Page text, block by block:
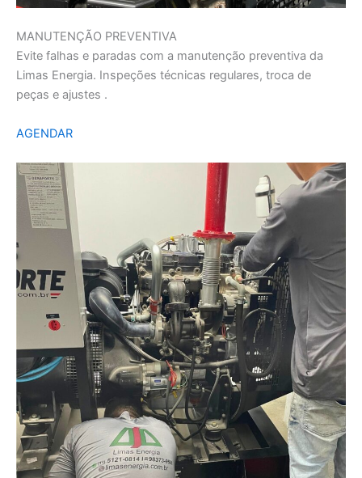
MANUTENÇÃO PREVENTIVA
Evite falhas e paradas com a manutenção preventiva da
Limas Energia. Inspeções técnicas regulares, troca de
peças e ajustes .
AGENDAR